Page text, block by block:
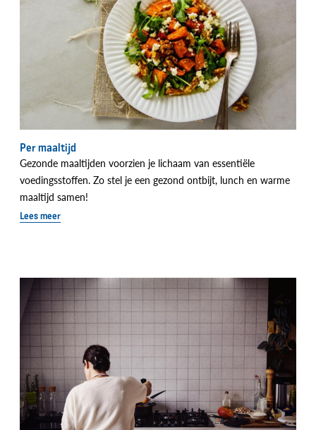
Per maaltijd
Gezonde maaltijden voorzien je lichaam van essentiële
voedingsstoffen. Zo stel je een gezond ontbijt, lunch en warme
maaltijd samen!
Lees meer